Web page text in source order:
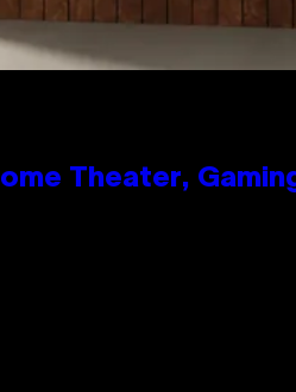
Theater,